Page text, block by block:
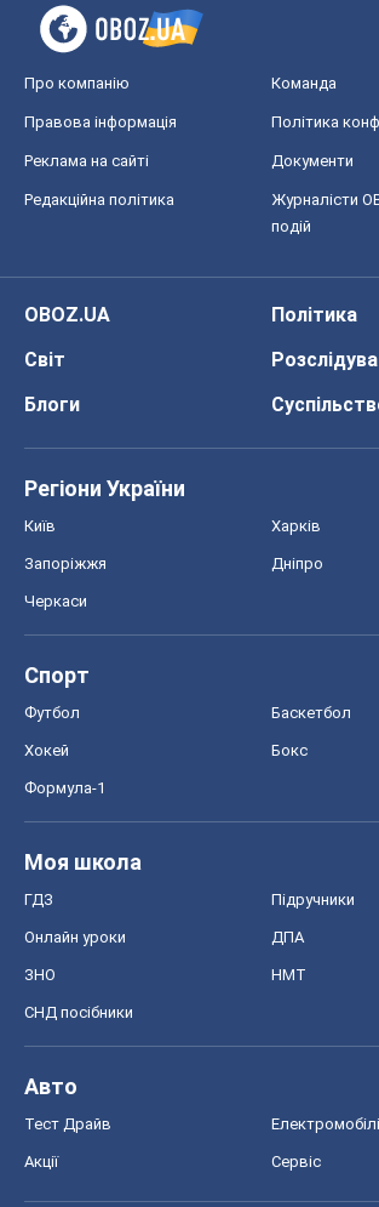
Про компанію Команда
Правова інформація Політика
Реклама на сайті Документи
Редакційна політика
Журналісти
подій
OBOZ.UA
Політика
Світ
Блоги
Регіони України
Київ Харків
Запоріжжя Дніпро
Черкаси
Спорт
Футбол Баскетбол
Хокей Бокс
Формула-1
Моя школа
ГДЗ Підручники
Онлайн уроки ДПА
ЗНО НМТ
СНД посібники
Авто
Тест Драйв Електромобілі
Акції Сервіс